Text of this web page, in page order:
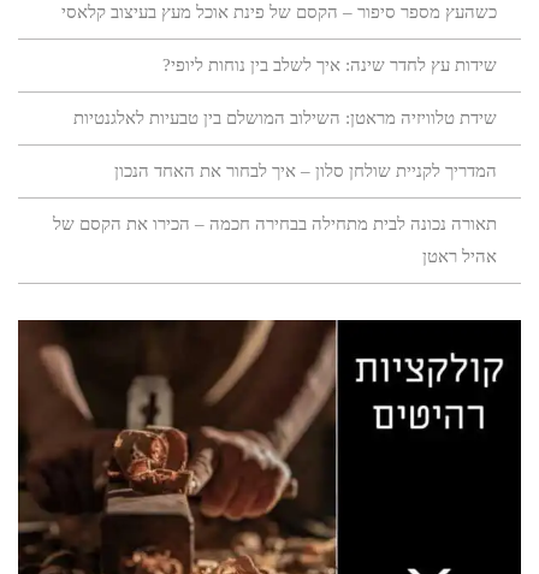
כשהעץ מספר סיפור – הקסם של פינת אוכל מעץ בעיצוב קלאסי
שידות עץ לחדר שינה: איך לשלב בין נוחות ליופי?
שידת טלוויזיה מראטן: השילוב המושלם בין טבעיות לאלגנטיות
המדריך לקניית שולחן סלון – איך לבחור את האחד הנכון
תאורה נכונה לבית מתחילה בבחירה חכמה – הכירו את הקסם של
אהיל ראטן